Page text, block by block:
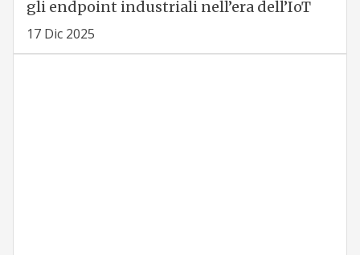
gli endpoint industriali nell’era dell’IoT
17 Dic 2025